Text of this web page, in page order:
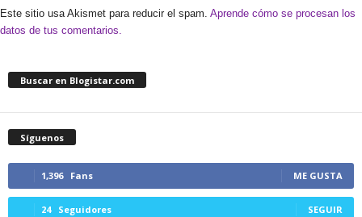
Este sitio usa Akismet para reducir el spam. Aprende cómo se procesan los
datos de tus comentarios.
Buscar en Blogistar.com
Síguenos
1,396 Fans ME GUSTA
24 Seguidores SEGUIR